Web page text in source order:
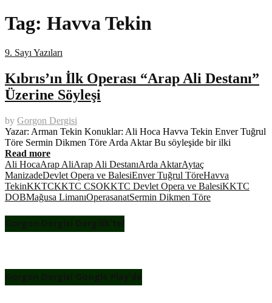
Tag: Havva Tekin
9. Sayı Yazıları
Kıbrıs’ın İlk Operası “Arap Ali Destanı”
Üzerine Söyleşi
by Gorgon Dergisi
Yazar: Arman Tekin Konuklar: Ali Hoca Havva Tekin Enver Tuğrul
Töre Sermin Dikmen Töre Arda Aktar Bu söyleşide bir ilki
Read more
Ali HocaArap AliArap Ali DestanıArda AktarAytaç
ManizadeDevlet Opera ve BalesiEnver Tuğrul TöreHavva
TekinKKTCKKTC CSOKKTC Devlet Opera ve BalesiKKTC
DOBMağusa LimanıOperasanatSermin Dikmen Töre
Gorgon Dergisi Dergilik’te!
Gorgon Dergisi Google Play’de